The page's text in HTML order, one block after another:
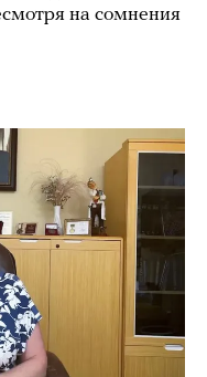
на сомнения